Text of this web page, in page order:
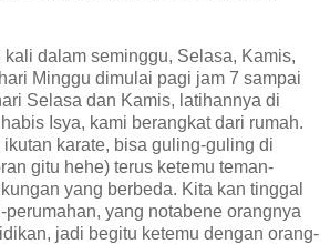
kali dalam seminggu, Selasa, Kamis,
Minggu dimulai pagi jam 7 sampai
Selasa dan Kamis, latihannya di
Isya, kami berangkat dari rumah.
karate, bisa guling-guling di
gitu hehe) terus ketemu teman-
yang berbeda. Kita kan tinggal
yang notabene orangnya
jadi begitu ketemu dengan orang-